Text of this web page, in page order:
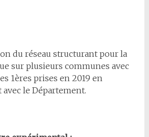
du réseau structurant pour la
sur plusieurs communes avec
1ères prises en 2019 en
le Département.